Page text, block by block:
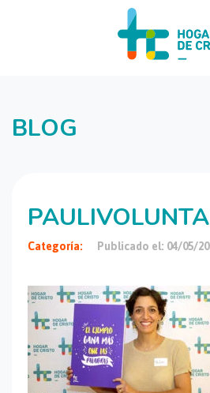
BLOG
Categoría: Publicado el: 04/05/